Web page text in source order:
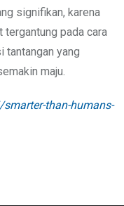
signifikan, karena
tergantung pada cara
tantangan yang
maju.
than-humans-